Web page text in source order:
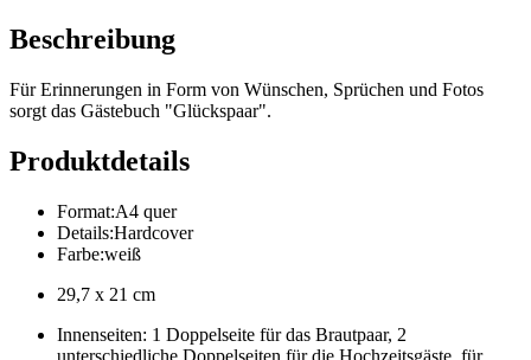
Beschreibung
Für Erinnerungen in Form von Wünschen, Sprüchen und Fotos
sorgt das Gästebuch "Glückspaar".
Produktdetails
Format:A4 quer
Details:Hardcover
Farbe:weiß
29,7 x 21 cm
Innenseiten: 1 Doppelseite für das Brautpaar, 2
unterschiedliche Doppelseiten für die Hochzeitsgäste, für